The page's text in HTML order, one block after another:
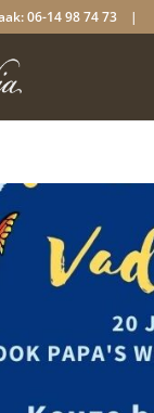
06-14 98 74 73 |